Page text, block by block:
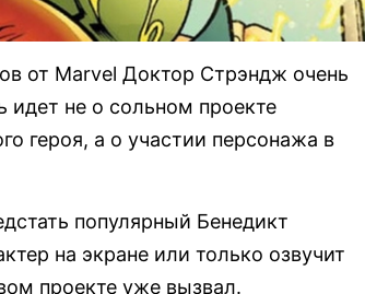
от Marvel Доктор Стрэндж очень
идет не о сольном проекте
героя, а о участии персонажа в
популярный Бенедикт
на экране или только озвучит
проекте уже вызвал.